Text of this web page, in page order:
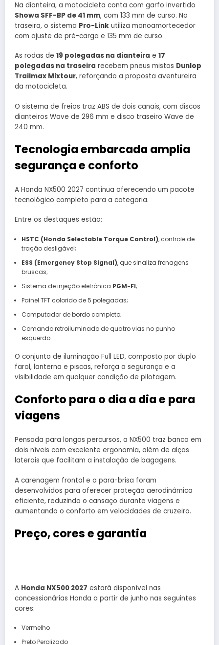
Na dianteira, a motocicleta conta com garfo invertido
Showa SFF-BP de 41 mm, com 133 mm de curso. Na
traseira, o sistema Pro-Link utiliza monoamortecedor
com ajuste de pré-carga e 135 mm de curso.
As rodas de 19 polegadas na dianteira e 17
polegadas na traseira recebem pneus mistos Dunlop
Trailmax Mixtour, reforçando a proposta aventureira
da motocicleta.
O sistema de freios traz ABS de dois canais, com discos
dianteiros Wave de 296 mm e disco traseiro Wave de
240 mm.
Tecnologia embarcada amplia
segurança e conforto
A Honda NX500 2027 continua oferecendo um pacote
tecnológico completo para a categoria.
Entre os destaques estão:
HSTC (Honda Selectable Torque Control), controle de
tração desligável;
ESS (Emergency Stop Signal), que sinaliza frenagens
bruscas;
Sistema de injeção eletrônica PGM-FI;
Painel TFT colorido de 5 polegadas;
Computador de bordo completo;
Comando retroiluminado de quatro vias no punho
esquerdo.
O conjunto de iluminação Full LED, composto por duplo
farol, lanterna e piscas, reforça a segurança e a
visibilidade em qualquer condição de pilotagem.
Conforto para o dia a dia e para
viagens
Pensada para longos percursos, a NX500 traz banco em
dois níveis com excelente ergonomia, além de alças
laterais que facilitam a instalação de bagagens.
A carenagem frontal e o para-brisa foram
desenvolvidos para oferecer proteção aerodinâmica
eficiente, reduzindo o cansaço durante viagens e
aumentando o conforto em velocidades de cruzeiro.
Preço, cores e garantia
A Honda NX500 2027 estará disponível nas
concessionárias Honda a partir de junho nas seguintes
cores:
Vermelho
Preto Perolizado